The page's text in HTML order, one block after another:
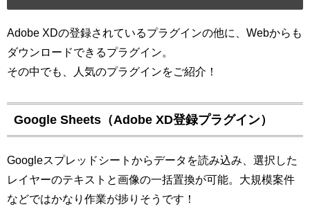
Adobe XDの登録されているプラグインの他に、Webからも
ダウンロードできるプラグイン。
その中でも、人気のプラグインをご紹介！
Google Sheets（Adobe XD登録プラグイン）
Googleスプレッドシートからデータを読み込み、選択した
レイヤーのテキストと画像の一括置換が可能。大規模案件
などではかなり作業が捗りそうです！